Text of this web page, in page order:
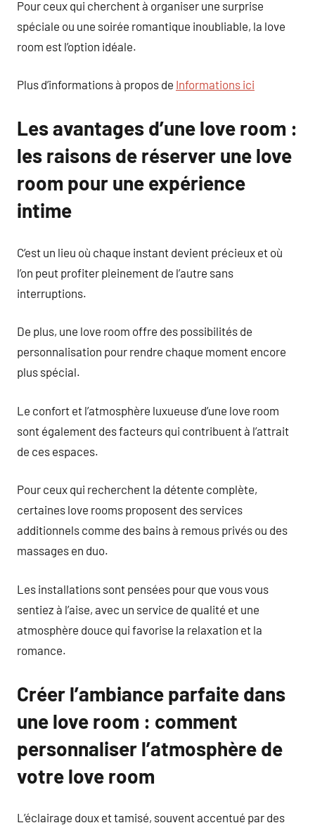
Pour ceux qui cherchent à organiser une surprise
spéciale ou une soirée romantique inoubliable, la love
room est l’option idéale.
Plus d’informations à propos de Informations ici
Les avantages d’une love room :
les raisons de réserver une love
room pour une expérience
intime
C’est un lieu où chaque instant devient précieux et où
l’on peut profiter pleinement de l’autre sans
interruptions.
De plus, une love room offre des possibilités de
personnalisation pour rendre chaque moment encore
plus spécial.
Le confort et l’atmosphère luxueuse d’une love room
sont également des facteurs qui contribuent à l’attrait
de ces espaces.
Pour ceux qui recherchent la détente complète,
certaines love rooms proposent des services
additionnels comme des bains à remous privés ou des
massages en duo.
Les installations sont pensées pour que vous vous
sentiez à l’aise, avec un service de qualité et une
atmosphère douce qui favorise la relaxation et la
romance.
Créer l’ambiance parfaite dans
une love room : comment
personnaliser l’atmosphère de
votre love room
L’éclairage doux et tamisé, souvent accentué par des